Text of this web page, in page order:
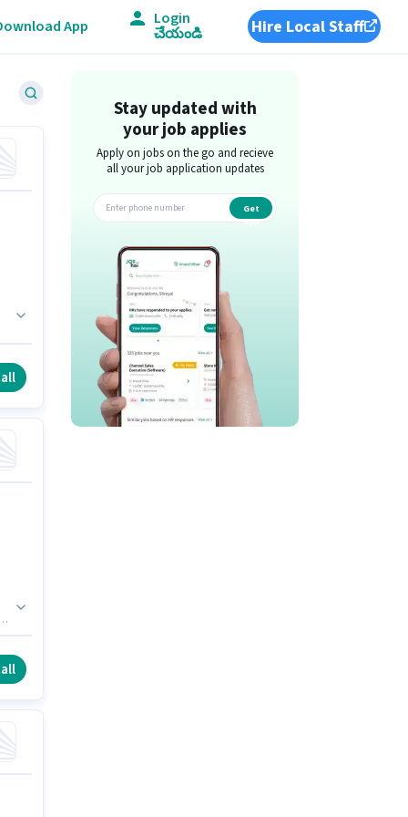
App Login
చేయండి Hire Local Staff
Stay updated with
your job applies
Apply on jobs on the go and recieve
all your job application updates
Get
app